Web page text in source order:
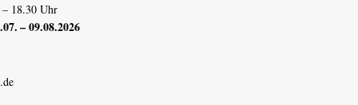
18.30 Uhr
– 09.08.2026